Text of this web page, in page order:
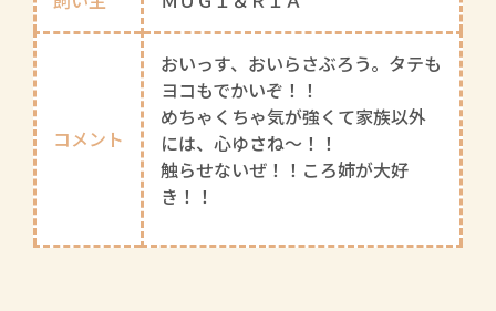
コメント
おいっす、おいらさぶろう。タテも
ヨコもでかいぞ！！
めちゃくちゃ気が強くて家族以外
には、心ゆさね～！！
触らせないぜ！！ころ姉が大好
き！！